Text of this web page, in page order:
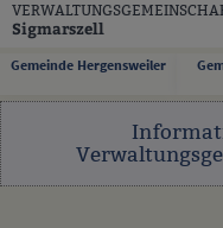
Zum Inhalt,zur Navigationoder
Sigmarszell
Gemeinde Hergensweiler